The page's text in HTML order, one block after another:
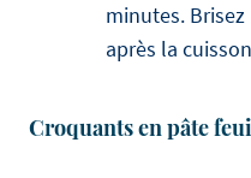
minutes.
après la
Croquants en pâte